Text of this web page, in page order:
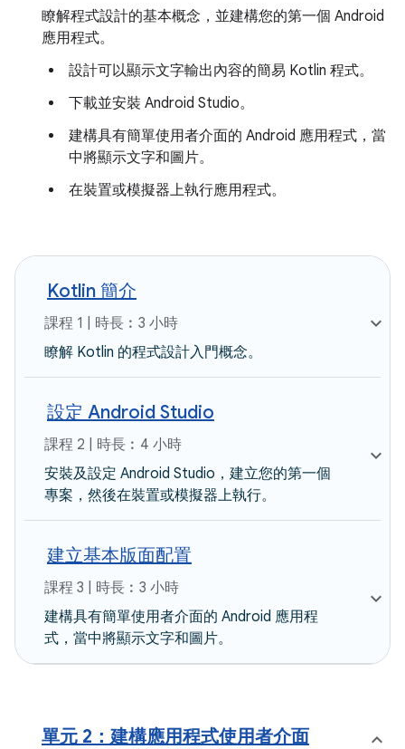
瞭解程式設計的基本概念，並建構您的第一個 Android
應用程式。
設計可以顯示文字輸出內容的簡易 Kotlin 程式。
下載並安裝 Android Studio。
建構具有簡單使用者介面的 Android 應用程式，當
中將顯示文字和圖片。
在裝置或模擬器上執行應用程式。
Kotlin 簡介
課程 1 | 時長︰3 小時
瞭解 Kotlin 的程式設計入門概念。
設定 Android Studio
課程 2 | 時長︰4 小時
安裝及設定 Android Studio，建立您的第一個
專案，然後在裝置或模擬器上執行。
建立基本版面配置
課程 3 | 時長︰3 小時
建構具有簡單使用者介面的 Android 應用程
式，當中將顯示文字和圖片。
單元 2：建構應用程式使用者介面